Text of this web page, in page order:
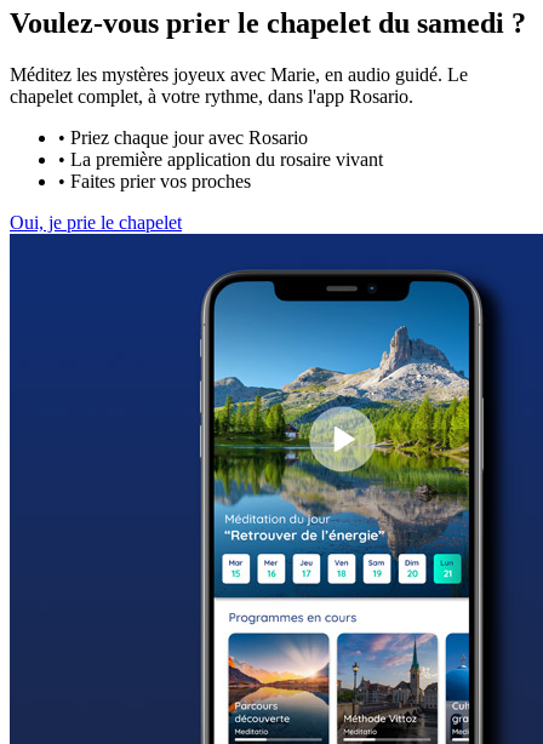
Voulez-vous prier le chapelet du samedi ?
Méditez les mystères joyeux avec Marie, en audio guidé. Le
chapelet complet, à votre rythme, dans l'app Rosario.
• Priez chaque jour avec Rosario
• La première application du rosaire vivant
• Faites prier vos proches
Oui, je prie le chapelet